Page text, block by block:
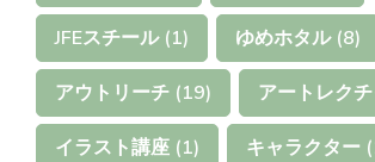
JFEスチール(1) ゆめホタル(8)
アウトリーチ (19) アートレク
イラスト講座 (1) キャラクター